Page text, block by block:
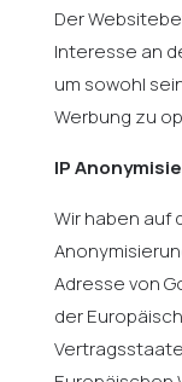
Der
Interesse an
um sowohl
Werbung zu
IP
Wir haben auf
Adresse von
der